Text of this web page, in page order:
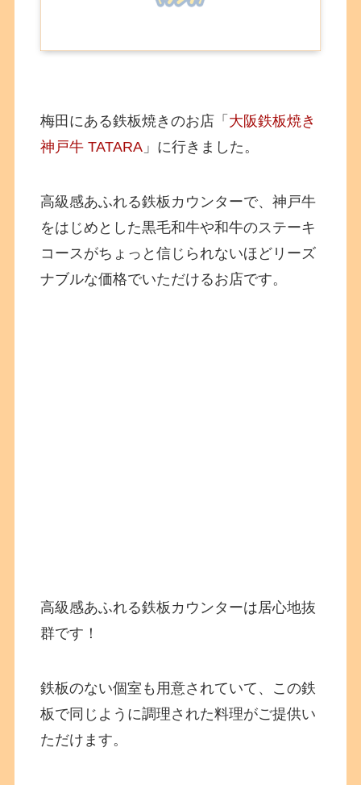
梅田にある鉄板焼きのお店「 大阪鉄板焼き
神戸牛 TATARA 」に行きました。
高級感あふれる鉄板カウンターで、神戸牛
をはじめとした黒毛和牛や和牛のステーキ
コースがちょっと信じられないほどリーズ
ナブルな価格でいただけるお店です。
高級感あふれる鉄板カウンターは居心地抜
群です！
鉄板のない個室も用意されていて、この鉄
板で同じように調理された料理がご提供い
ただけます。